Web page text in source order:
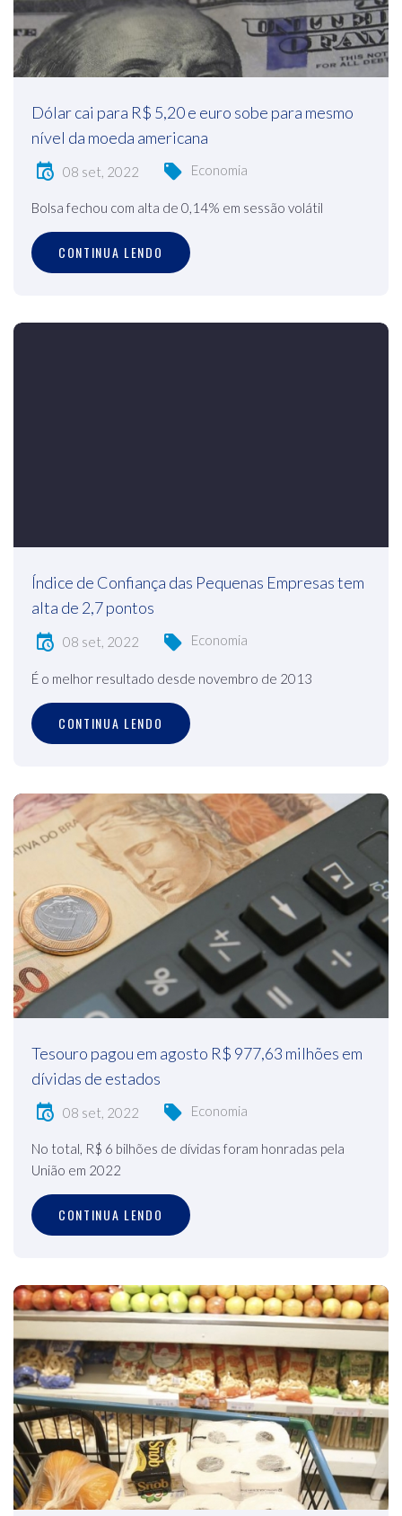
Dólar cai para R$ 5,20 e euro sobe para mesmo
nível da moeda americana
08 set, 2022 Economia
Bolsa fechou com alta de 0,14% em sessão volátil
CONTINUA LENDO
Índice de Confiança das Pequenas Empresas tem
alta de 2,7 pontos
08 set, 2022 Economia
É o melhor resultado desde novembro de 2013
CONTINUA LENDO
Tesouro pagou em agosto R$ 977,63 milhões em
dívidas de estados
08 set, 2022 Economia
No total, R$ 6 bilhões de dívidas foram honradas pela
União em 2022
CONTINUA LENDO